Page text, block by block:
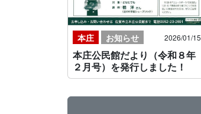
本庄 お知らせ 2026/01/15
本庄公民館だより（令和８年
２月号）を発行しました！